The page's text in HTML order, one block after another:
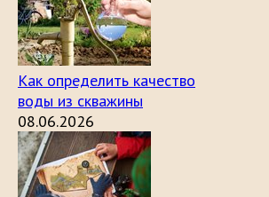
Как определить качество
воды из скважины
08.06.2026